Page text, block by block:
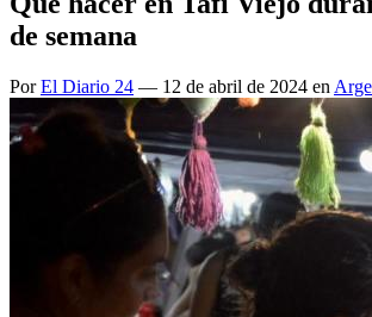
de semana
PorEl Diario 24 — 12 de abril de 2024 en